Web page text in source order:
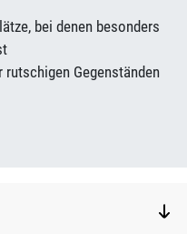
bei denen besonders
Gegenständen